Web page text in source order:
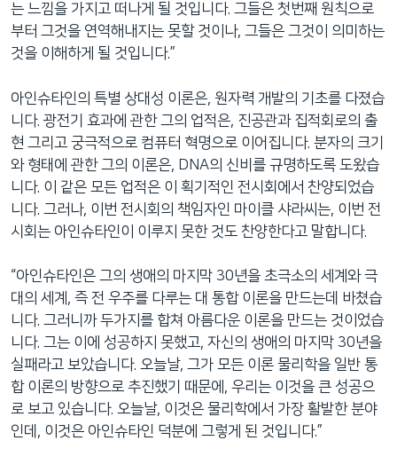
는 느낌을 가지고 떠나게 될 것입니다. 그들은 첫번째 원칙으로
부터 그것을 연역해내지는 못할 것이나, 그들은 그것이 의미하는
것을 이해하게 될 것입니다.”
아인슈타인의 특별 상대성 이론은, 원자력 개발의 기초를 다졌습
니다. 광전기 효과에 관한 그의 업적은, 진공관과 집적회로의 출
현 그리고 궁극적으로 컴퓨터 혁명으로 이어집니다. 분자의 크기
와 형태에 관한 그의 이론은, DNA의 신비를 규명하도록 도왔습
니다. 이 같은 모든 업적은 이 획기적인 전시회에서 찬양되었습
니다. 그러나, 이번 전시회의 책임자인 마이클 샤라씨는, 이번 전
시회는 아인슈타인이 이루지 못한 것도 찬양한다고 말합니다.
“아인슈타인은 그의 생애의 마지막 30년을 초극소의 세계와 극
대의 세계, 즉 전 우주를 다루는 대 통합 이론을 만드는데 바쳤습
니다. 그러니까 두가지를 합쳐 아름다운 이론을 만드는 것이었습
니다. 그는 이에 성공하지 못했고, 자신의 생애의 마지막 30년을
실패라고 보았습니다. 오늘날, 그가 모든 이론 물리학을 일반 통
합 이론의 방향으로 추진했기 때문에, 우리는 이것을 큰 성공으
로 보고 있습니다. 오늘날, 이것은 물리학에서 가장 활발한 분야
인데, 이것은 아인슈타인 덕분에 그렇게 된 것입니다.”